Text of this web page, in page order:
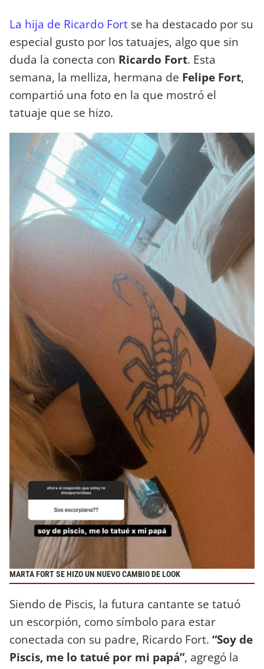
La hija de Ricardo Fort se ha destacado por su
especial gusto por los tatuajes, algo que sin
duda la conecta con Ricardo Fort. Esta
semana, la melliza, hermana de Felipe Fort,
compartió una foto en la que mostró el
tatuaje que se hizo.
MARTA FORT SE HIZO UN NUEVO CAMBIO DE LOOK
Siendo de Piscis, la futura cantante se tatuó
un escorpión, como símbolo para estar
conectada con su padre, Ricardo Fort. “Soy de
Piscis, me lo tatué por mi papá”, agregó la